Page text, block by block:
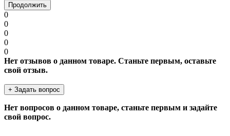
Продолжить
0
0
0
0
0
Нет отзывов о данном товаре. Станьте первым, оставьте
свой отзыв.
+ Задать вопрос
Нет вопросов о данном товаре, станьте первым и задайте
свой вопрос.